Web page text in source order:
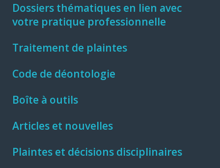
Dossiers thématiques en lien avec
votre pratique professionnelle
Traitement de plaintes
Code de déontologie
Boîte à outils
Articles et nouvelles
Plaintes et décisions disciplinaires